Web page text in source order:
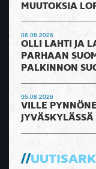
MUUTOKSIA
06.08.2026
OLLI LAHTI JA
PARHAAN
PALKINNON
05.08.2026
VILLE
JYVÄSKYLÄSSÄ